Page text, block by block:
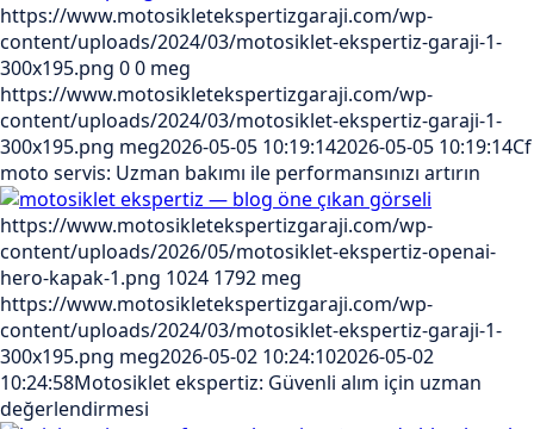
https://www.motosikletekspertizgaraji.com/wp-
content/uploads/2024/03/motosiklet-ekspertiz-garaji-1-
300x195.png 00 meg
https://www.motosikletekspertizgaraji.com/wp-
content/uploads/2024/03/motosiklet-ekspertiz-garaji-1-
300x195.png meg2026-05-05 10:19:142026-05-05 10:19:14Cf
moto servis: Uzman bakımı ile performansınızı artırın
https://www.motosikletekspertizgaraji.com/wp-
content/uploads/2026/05/motosiklet-ekspertiz-openai-
hero-kapak-1.png 1024 1792 meg
https://www.motosikletekspertizgaraji.com/wp-
content/uploads/2024/03/motosiklet-ekspertiz-garaji-1-
300x195.png meg2026-05-02 10:24:102026-05-02
10:24:58Motosiklet ekspertiz: Güvenli alım için uzman
değerlendirmesi